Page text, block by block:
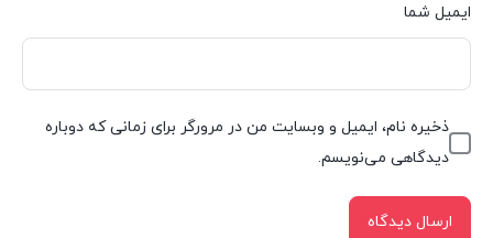
ایمیل شما
ذخیره نام، ایمیل و وبسایت من در مرورگر برای زمانی که دوباره
دیدگاهی می‌نویسم.